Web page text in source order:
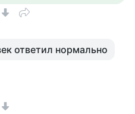
ответил нормально